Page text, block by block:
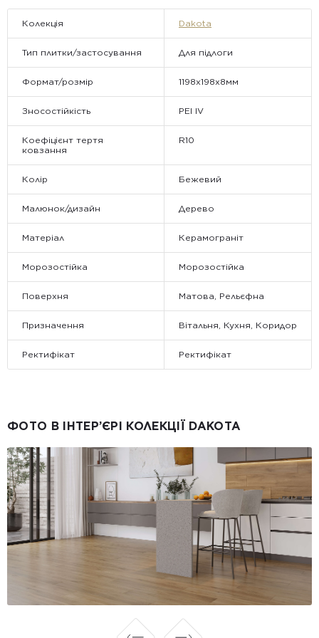
Колекція Dakota
Тип плитки/застосування Для підлоги
Формат/розмір 1198х198x8мм
Зносостійкість PEI IV
Коефіцієнт тертя
ковзання
R10
Колір Бежевий
Малюнок/дизайн Дерево
Матеріал Керамограніт
Морозостійка Морозостійка
Поверхня Матова, Рельєфна
Призначення Вітальня, Кухня, Коридор
Ректифікат Ректифікат
ФОТО В ІНТЕР’ЄРІ КОЛЕКЦІЇ DAKOTA